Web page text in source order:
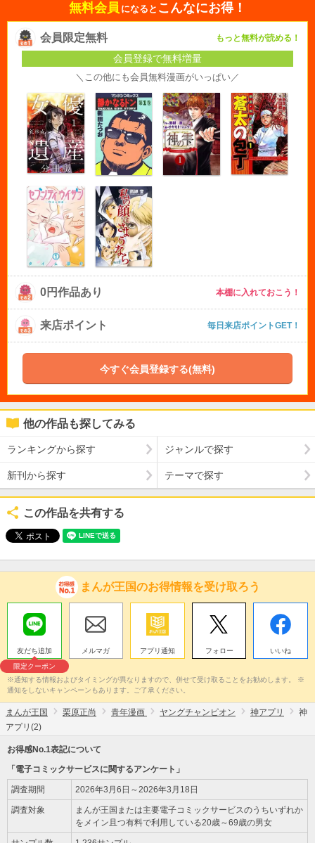
無料会員 になると こんなにお得！
会員限定無料 もっと無料が読める！
会員登録で無料増量
＼この他にも会員無料漫画がいっぱい／
0円作品あり 本棚に入れておこう！
来店ポイント 毎日来店ポイントGET！
今すぐ会員登録する(無料)
他の作品も探してみる
ランキングから探す ジャンルで探す
新刊から探す テーマで探す
この作品を共有する
まんが王国のお得情報を受け取ろう
友だち追加
限定クーポン
メルマガ アプリ通知 フォロー いいね
※通知する情報およびタイミングが異なりますので、併せて受け取ることをお勧めします。 ※
通知をしないキャンペーンもあります。ご了承ください。
まんが王国 栗原正尚 青年漫画 ヤングチャンピオン 神アプリ
神
アプリ(2)
お得感No.1表記について
「電子コミックサービスに関するアンケート」
調査期間 2026年3月6日～2026年3月18日
調査対象
まんが王国または主要電子コミックサービスのうちいずれか
をメイン且つ有料で利用している20歳～69歳の男女